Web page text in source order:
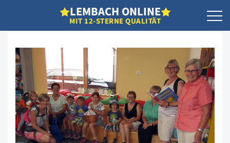
LEMBACH ONLINE
MIT 12-STERNE QUALITÄT